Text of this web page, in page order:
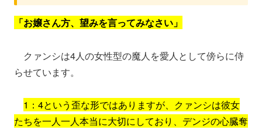
「お嬢さん方、望みを言ってみなさい」
クァンシは4人の女性型の魔人を愛人として傍らに侍
らせています。
1：4という歪な形ではありますが、クァンシは彼女
たちを一人一人本当に大切にしており、デンジの心臓奪